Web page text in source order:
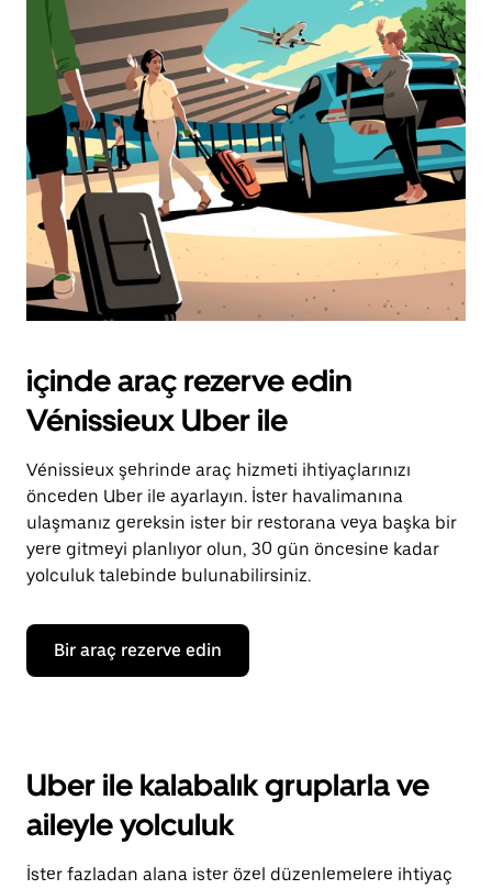
içinde araç rezerve edin
Vénissieux Uber ile
Vénissieux şehrinde araç hizmeti ihtiyaçlarınızı
önceden Uber ile ayarlayın. İster havalimanına
ulaşmanız gereksin ister bir restorana veya başka bir
yere gitmeyi planlıyor olun, 30 gün öncesine kadar
yolculuk talebinde bulunabilirsiniz.
Bir araç rezerve edin
Uber ile kalabalık gruplarla ve
aileyle yolculuk
İster fazladan alana ister özel düzenlemelere ihtiyaç